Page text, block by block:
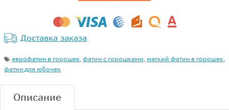
Доставка заказа
еврофатин в горошек, фатин с горошками, мягкий фатин в горошек,
фатин для юбочек
Описание